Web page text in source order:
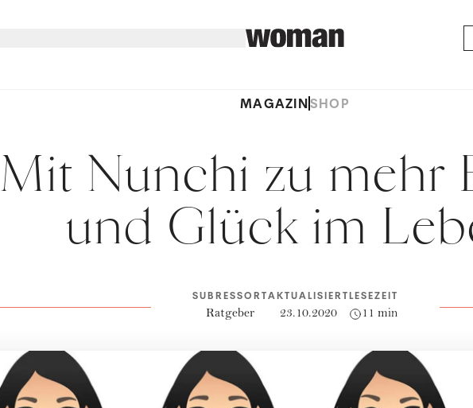
MAGAZINSHOP
Mit Nunchi zu mehr
und Glück im
SUBRESSORT
Ratgeber
AKTUALISIERT
23.10.2020
LESEZEIT
11 min